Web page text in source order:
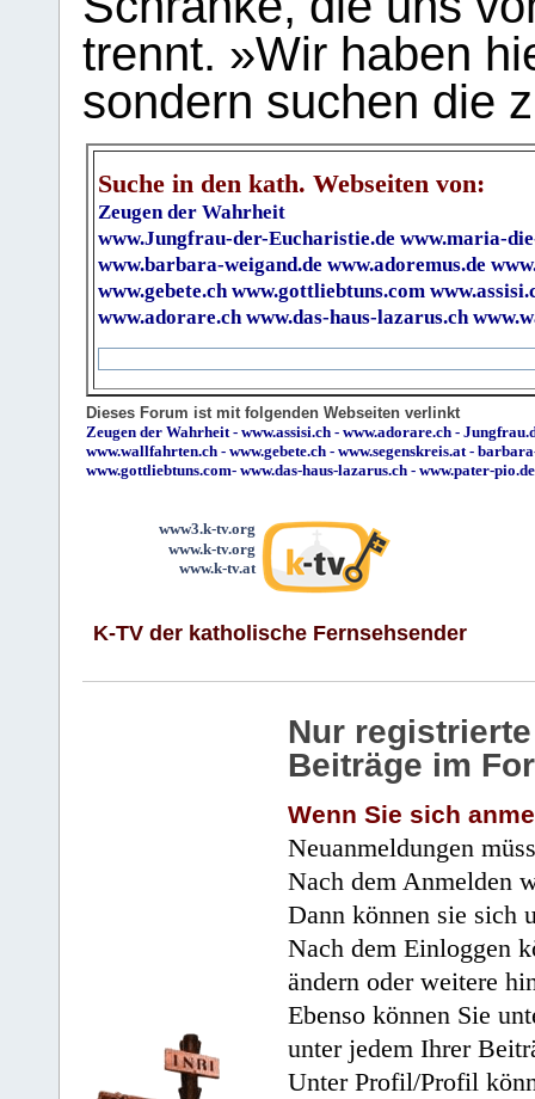
trennt. »Wir haben
sondern suchen die
Suche in den kath. Webseiten von:
Zeugen der Wahrheit
www.Jungfrau-der-Eucharistie.de www.maria-
www.barbara-weigand.de www.adoremus.de
www.gebete.ch www.gottliebtuns.com
www.adorare.ch www.das-haus-lazarus.ch
Dieses Forum ist mit folgenden Webseiten verlinkt
Zeugen der Wahrheit- www.assisi.ch - www.adorare.ch -
www.wallfahrten.ch - www.gebete.ch - www.segenskreis.at-
www.gottliebtuns.com- www.das-haus-lazarus.ch - www.pater-pio.de
www3.k-tv.org
www.k-tv.org
www.k-tv.at
K-TV der katholische Fernsehsender
Nur
Beiträge im
Wenn Sie sich
Neuanmeldungen
Nach dem Anmelden
Dann können sie sich
Nach dem Einloggen
ändern oder weitere
Ebenso können Sie
unter jedem Ihrer
Unter Profil/Profil